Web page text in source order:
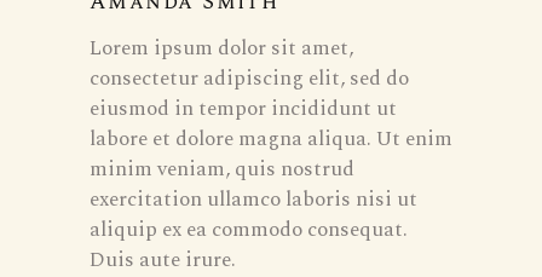
Lorem ipsum dolor sit amet,
consectetur adipiscing elit, sed do
eiusmod in tempor incididunt ut
labore et dolore magna aliqua. Ut enim
minim veniam, quis nostrud
exercitation ullamco laboris nisi ut
aliquip ex ea commodo consequat.
Duis aute irure.